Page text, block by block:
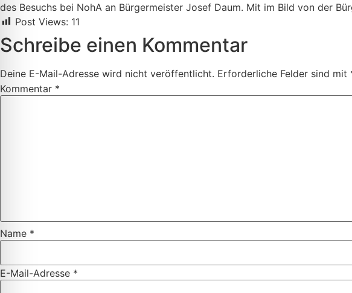
des Besuchs bei NohA an Bürgermeister Josef Daum. Mit im Bild von der
Post Views: 11
Schreibe einen Kommentar
Deine E-Mail-Adresse wird nicht veröffentlicht. Erforderliche Felder sind mit
Kommentar *
Name *
E-Mail-Adresse *